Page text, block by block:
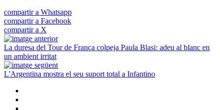
compartir a Whatsapp
compartir a Facebook
compartir a X
La duresa del Tour de França colpeja Paula Blasi: adeu al blanc en
un ambient irritat
L'Argentina mostra el seu suport total a Infantino